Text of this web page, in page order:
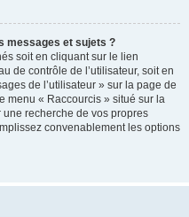
messages et sujets ?
soit en cliquant sur le lien
de contrôle de l’utilisateur, soit en
de l’utilisateur » sur la page de
menu « Raccourcis » situé sur la
recherche de vos propres
convenablement les options